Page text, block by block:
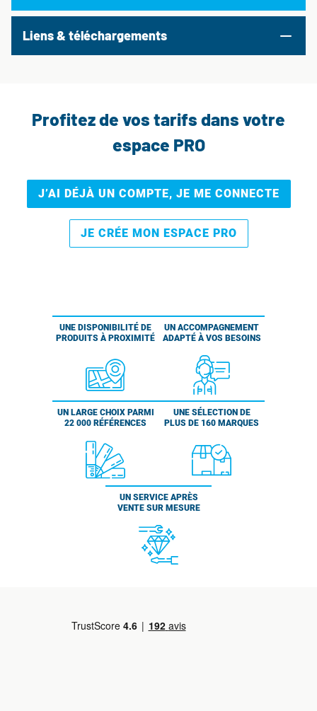
Liens & téléchargements
Profitez de vos tarifs dans votre
espace PRO
J’AI DÉJÀ UN COMPTE, JE ME CONNECTE
JE CRÉE MON ESPACE PRO
UNE DISPONIBILITÉ DE
PRODUITS À PROXIMITÉ
UN ACCOMPAGNEMENT
ADAPTÉ À VOS BESOINS
UN LARGE CHOIX PARMI
22 000 RÉFÉRENCES
UNE SÉLECTION DE
PLUS DE 160 MARQUES
UN SERVICE APRÈS
VENTE SUR MESURE